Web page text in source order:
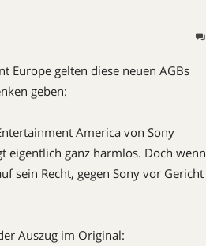
Europe gelten diese neuen AGBs
geben:
America von Sony
ganz harmlos. Doch wenn
sein Recht, gegen Sony vor Gericht
Auszug im Original: